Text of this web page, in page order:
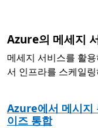
Azure의 메세지
메세지 서비스를 활
서 인프라를 스케일
Azure에서 메시지
이즈 통합